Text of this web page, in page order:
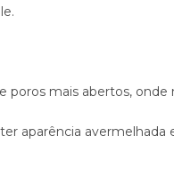
mais abertos, onde
aparência avermelhada